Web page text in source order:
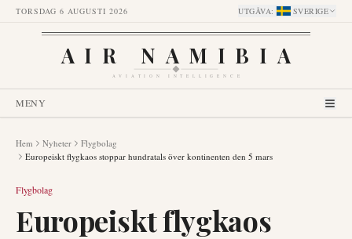
TORSDAG 6 AUGUSTI 2026 UTGÅVA: SVERIGE
AIR NAMIBIA
AVIATION INTELLIGENCE
MENY
Hem Nyheter
Flygbolag
Europeiskt flygkaos stoppar hundratals över kontinenten den 5 mars
Flygbolag
Europeiskt flygkaos